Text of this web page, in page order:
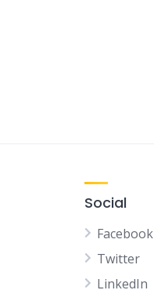
Social
Facebook
Twitter
LinkedIn